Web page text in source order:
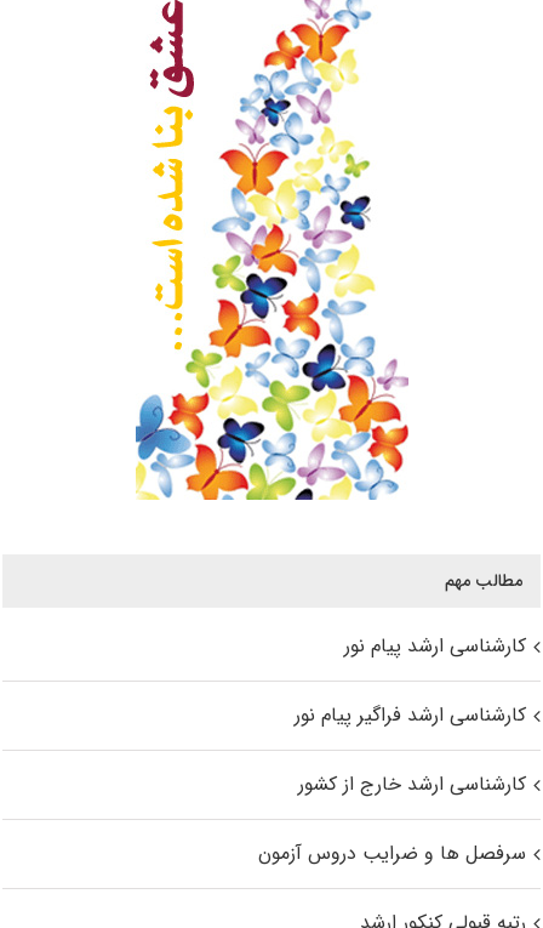
مطالب مهم
کارشناسی ارشد پیام نور
کارشناسی ارشد فراگیر پیام نور
کارشناسی ارشد خارج از کشور
سرفصل ها و ضرایب دروس آزمون